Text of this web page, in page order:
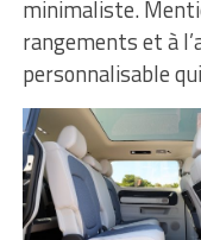
minimaliste.
rangements et à
personnalisable